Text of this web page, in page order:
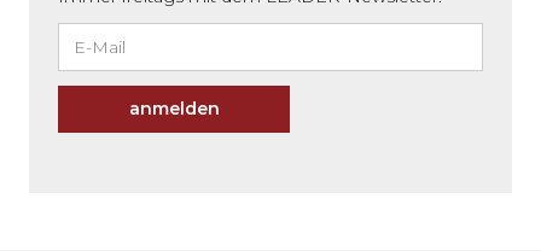
anmelden